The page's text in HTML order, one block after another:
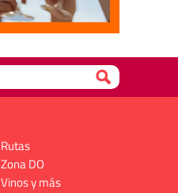
Rutas
Zona DO
Vinos y más